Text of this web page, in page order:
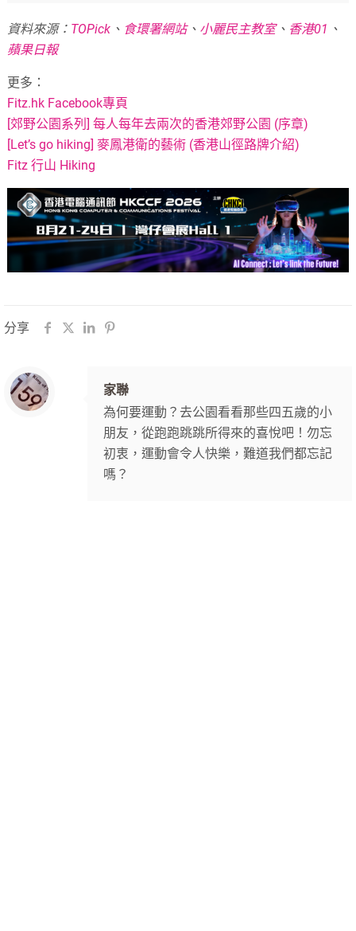
資料來源： TOPick 、 食環署網站、 小麗民主教室、 香港01 、
蘋果日報
更多：
Fitz.hk Facebook專頁
[郊野公園系列] 每人每年去兩次的香港郊野公園 (序章)
[Let’s go hiking] 麥鳳港衛的藝術 (香港山徑路牌介紹)
Fitz 行山 Hiking
分享
家聯
為何要運動？去公園看看那些四五歲的小
朋友，從跑跑跳跳所得來的喜悅吧！勿忘
初衷，運動會令人快樂，難道我們都忘記
嗎？